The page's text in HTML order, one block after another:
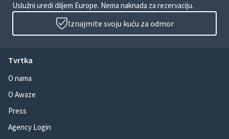
Uslužni uredi diljem Europe. Nema naknada za rezervaciju.
Iznajmite svoju kuću za odmor
Tvrtka
O nama
O Awaze
Press
Agency Login